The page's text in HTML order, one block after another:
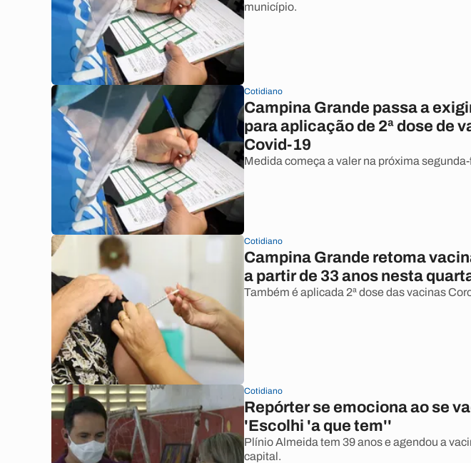
município.
Cotidiano
Campina Grande passa a
para aplicação de 2ª dose de
Covid-19
Medida começa a valer na próxima
Cotidiano
Campina Grande retoma
a partir de 33 anos nesta
Também é aplicada 2ª dose das vacinas
Cotidiano
Repórter se emociona ao se
'Escolhi 'a que tem''
Plínio Almeida tem 39 anos e agendou a
capital.